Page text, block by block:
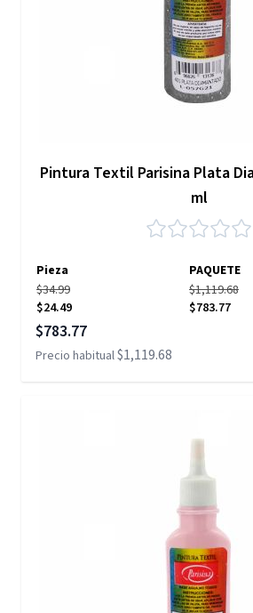
Pintura Textil Parisina Plata
ml
Pieza
PAQUETE
$34.99
$24.49
$1,119.68
$783.77
Precio especial
$783.77
Precio habitual$1,119.68